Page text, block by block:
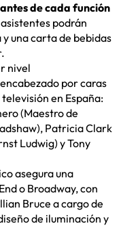
de cada función
podrán
una carta de bebidas
nivel
por caras
en España:
(Maestro de
Patricia Clark
Ludwig) y Tony
asegura una
o Broadway, con
Bruce a cargo de
de iluminación y